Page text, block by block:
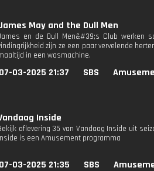
May and the Dull Men
en de Dull Men&#39;s Club werken
zijn ze een paar vervelende
in een wasmachine.
07-03-2025 21:37 SBS
Inside
aflevering 35 van Vandaag Inside uit
is een Amusement programma
07-03-2025 21:35 SBS